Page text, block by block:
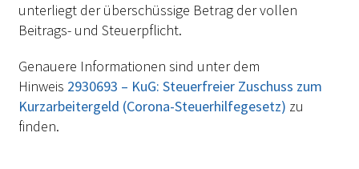
unterliegt der überschüssige Betrag der vollen
Beitrags- und Steuerpflicht.
Genauere Informationen sind unter dem
Hinweis 2930693 – KuG: Steuerfreier Zuschuss zum
Kurzarbeitergeld (Corona-Steuerhilfegesetz) zu
finden.